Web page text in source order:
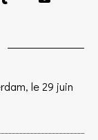
le 29 juin